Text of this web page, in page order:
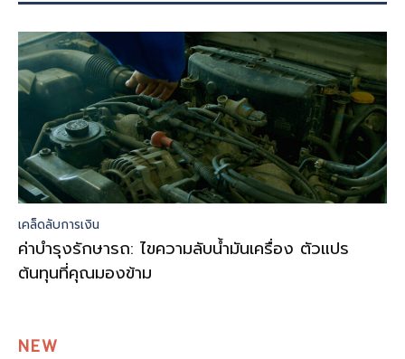
เคล็ดลับการเงิน
ค่าบำรุงรักษารถ: ไขความลับน้ำมันเครื่อง ตัวแปร
ต้นทุนที่คุณมองข้าม
NEW